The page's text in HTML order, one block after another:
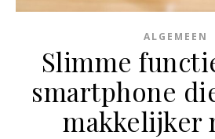
ALGEMEEN
Slimme
smartphone
makkelijker